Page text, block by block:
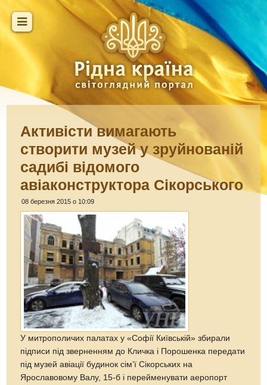
Активісти вимагають
створити музей у зруйнованій
садибі відомого
авіаконструктора Сікорського
08 березня 2015 о 10:09
У митрополичих палатах у «Софії Київській» збирали
підписи під зверненням до Кличка і Порошенка передати
під музей авіації будинок сім’ї Сікорських на
Ярославовому Валу, 15-б і перейменувати аеропорт